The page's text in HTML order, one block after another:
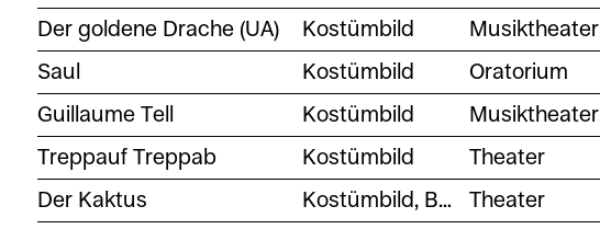
Der goldene Drache (UA)
Kostümbild Musiktheater
Saul
Kostümbild Oratorium
Guillaume Tell
Kostümbild Musiktheater
Treppauf Treppab
Kostümbild Theater
Der Kaktus
Kostümbild, Bühnenbild Theater